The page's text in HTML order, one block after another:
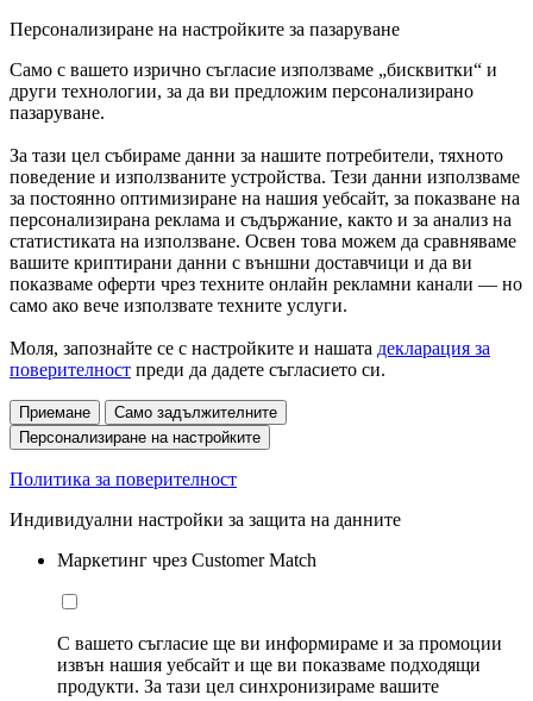
Персонализиране на настройките за пазаруване
Само с вашето изрично съгласие използваме „бисквитки“ и
други технологии, за да ви предложим персонализирано
пазаруване.
За тази цел събираме данни за нашите потребители, тяхното
поведение и използваните устройства. Тези данни използваме
за постоянно оптимизиране на нашия уебсайт, за показване на
персонализирана реклама и съдържание, както и за анализ на
статистиката на използване. Освен това можем да сравняваме
вашите криптирани данни с външни доставчици и да ви
показваме оферти чрез техните онлайн рекламни канали — но
само ако вече използвате техните услуги.
Моля, запознайте се с настройките и нашата декларация за
поверителност преди да дадете съгласието си.
Приемане
Само задължителните
Персонализиране на настройките
Политика за поверителност
Индивидуални настройки за защита на данните
Маркетинг чрез Customer Match
С вашето съгласие ще ви информираме и за промоции
извън нашия уебсайт и ще ви показваме подходящи
продукти. За тази цел синхронизираме вашите